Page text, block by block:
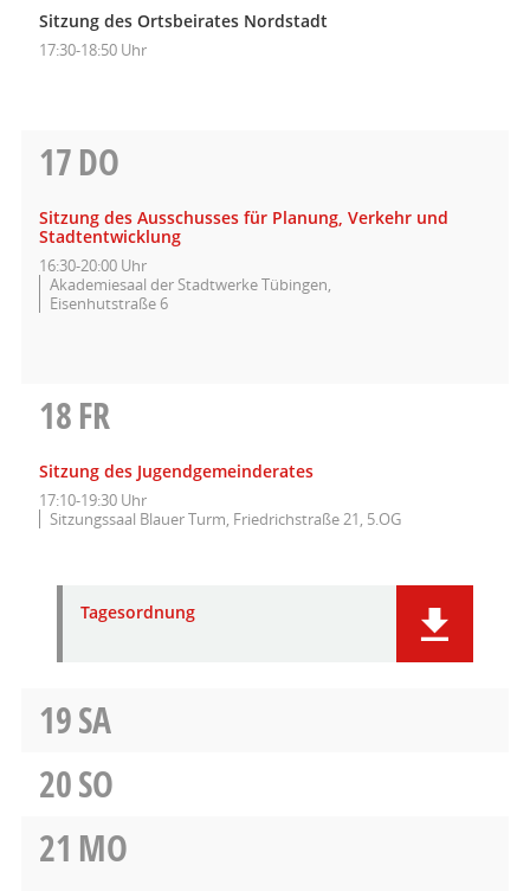
Sitzung des Ortsbeirates Nordstadt
17:30-18:50 Uhr
17DO
Sitzung des Ausschusses für Planung, Verkehr und
Stadtentwicklung
16:30-20:00 Uhr
Akademiesaal der Stadtwerke Tübingen,
Eisenhutstraße 6
18FR
Sitzung des Jugendgemeinderates
17:10-19:30 Uhr
Sitzungssaal Blauer Turm, Friedrichstraße 21, 5.OG
Tagesordnung
19SA
20SO
21 MO